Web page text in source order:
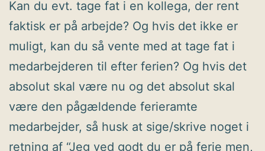
Kan du evt. tage fat i en kollega, der rent
faktisk er på arbejde? Og hvis det ikke er
muligt, kan du så vente med at tage fat i
medarbejderen til efter ferien? Og hvis det
absolut skal være nu og det absolut skal
være den pågældende ferieramte
medarbejder, så husk at sige/skrive noget i
retning af “Jeg ved godt du er på ferie men,